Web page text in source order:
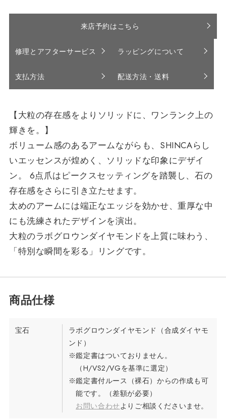
来店予約はこちら
修理とアフターサービス ラッピングについて
支払方法 配送方法・送料
【大粒の存在感をよりソリッドに、ワンランク上の
輝きを。】
ボリューム感のあるアームながらも、SHINCAらし
いエッセンスが煌めく、ソリッドな印象にデザイ
ン。 6点爪はピークスセッティングを踏襲し、石の
存在感をさらに引き立たせます。
太めのアームには端正なエッジを効かせ、重厚な中
にも洗練されたデザインを演出。
大粒のラボグロウンダイヤモンドを上質に味わう、
「特別な瞬間を彩る」リングです。
宝石
ラボグロウンダイヤモンド（合成ダイヤモ
ンド）
※鑑定書はついておりません。
（H/VS2/VGを基準に選定）
※鑑定書付ルース（裸石）からの作成も可
能です。（差額が必要）
お問い合わせよりご相談くださいませ。